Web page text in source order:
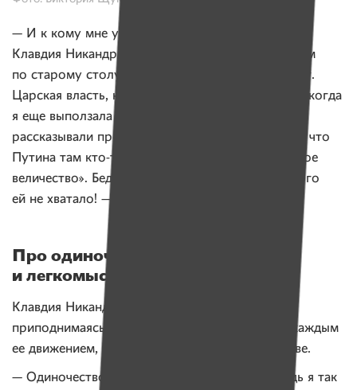
— И к кому мне уже ехать? К Путину? Тьфу, —
Клавдия Никандровна стучит ослабшим кулачком
по старому столу. — Интересное вас время ждет.
Царская власть, кажется, возвращается. Раньше, когда
я еще выползала на лавочку, на улицу, так люди
рассказывали про новости из России. Говорили, что
Путина там кто-то называет «ваше императорское
величество». Бедная моя Россия, еще только этого
ей не хватало! — подумала я тогда.
Про одиночество, мужчин
и легкомысленную прессу
Клавдия Никандровна поправляет волосы и,
приподнимаясь с кровати, которая скрипит с каждым
ее движением, рассказывает нам об одиночестве.
— Одиночество — это так грустно… Замуж ведь я так